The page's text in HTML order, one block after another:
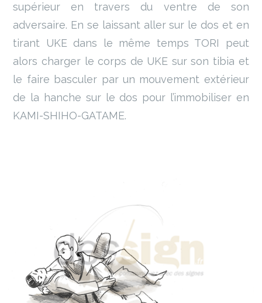
supérieur en travers du ventre de son
adversaire. En se laissant aller sur le dos et en
tirant UKE dans le même temps TORI peut
alors charger le corps de UKE sur son tibia et
le faire basculer par un mouvement extérieur
de la hanche sur le dos pour l’immobiliser en
KAMI-SHIHO-GATAME.